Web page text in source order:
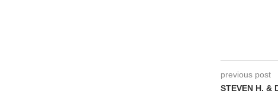
previous post
STEVEN H. &